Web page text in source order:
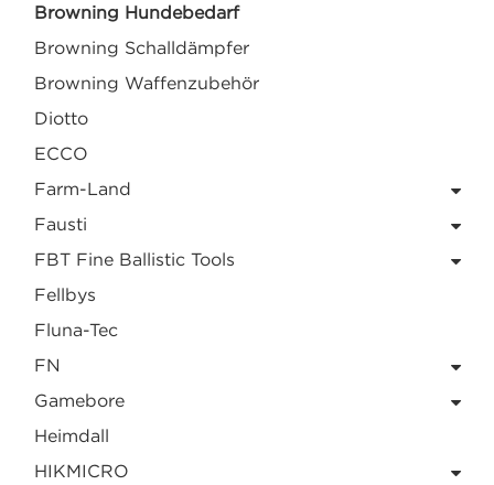
Browning Hundebedarf
Browning Schalldämpfer
Browning Waffenzubehör
Diotto
ECCO
Farm-Land
Fausti
FBT Fine Ballistic Tools
Fellbys
Fluna-Tec
FN
Gamebore
Heimdall
HIKMICRO